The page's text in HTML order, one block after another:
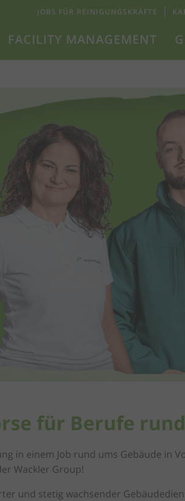
FACILITY MANAGEMENT
JOBS FÜR REINIGUNGSKRÄFTE
für Berufe
in einem Job rund ums Gebäude in
Wackler Group!
und stetig wachsender